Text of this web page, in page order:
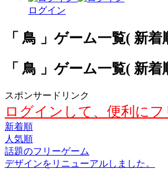
ログイン
「 鳥 」ゲーム一覧( 新着
「 鳥 」ゲーム一覧( 新着
スポンサードリンク
ログインして、便利に
新着順
人気順
話題のフリーゲーム
デザインをリニューアルしました。